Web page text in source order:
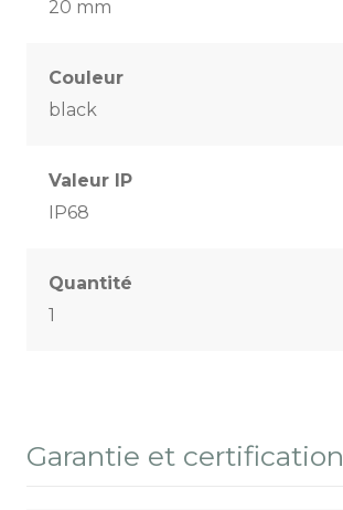
20 mm
Couleur
black
Valeur IP
IP68
Quantité
1
Garantie et certification